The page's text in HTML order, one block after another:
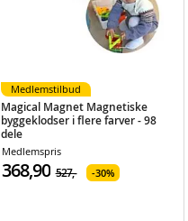
Magical Magnet Magnetiske
byggeklodser i flere farver - 98
dele
Medlemspris
368,90 527,- 30%
Medlemstilbud